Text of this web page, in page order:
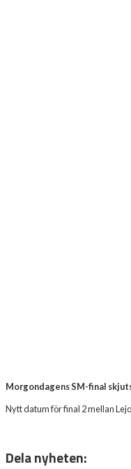
Morgondagens SM-final
Nytt datum för final 2 mellan
Dela nyheten: